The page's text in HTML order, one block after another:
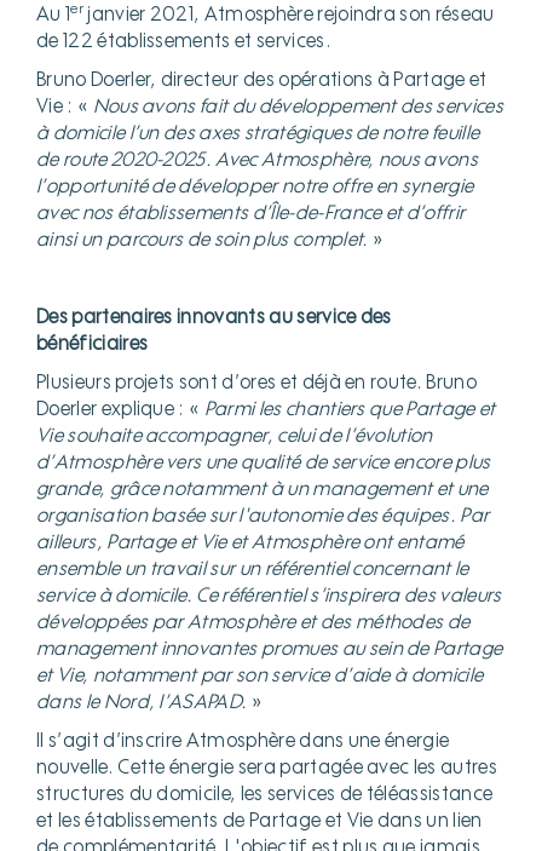
Au 1er janvier 2021, Atmosphère rejoindra son réseau
de 122 établissements et services.
Bruno Doerler, directeur des opérations à Partage et
Vie : « Nous avons fait du développement des services
à domicile l’un des axes stratégiques de notre feuille
de route 2020-2025. Avec Atmosphère, nous avons
l’opportunité de développer notre offre en synergie
avec nos établissements d’Île-de-France et d’offrir
ainsi un parcours de soin plus complet. »
Des partenaires innovants au service des
bénéficiaires
Plusieurs projets sont d’ores et déjà en route. Bruno
Doerler explique : « Parmi les chantiers que Partage et
Vie souhaite accompagner, celui de l’évolution
d’Atmosphère vers une qualité de service encore plus
grande, grâce notamment à un management et une
organisation basée sur l'autonomie des équipes. Par
ailleurs, Partage et Vie et Atmosphère ont entamé
ensemble un travail sur un référentiel concernant le
service à domicile. Ce référentiel s’inspirera des valeurs
développées par Atmosphère et des méthodes de
management innovantes promues au sein de Partage
et Vie, notamment par son service d’aide à domicile
dans le Nord, l’ASAPAD. »
Il s’agit d’inscrire Atmosphère dans une énergie
nouvelle. Cette énergie sera partagée avec les autres
structures du domicile, les services de téléassistance
et les établissements de Partage et Vie dans un lien